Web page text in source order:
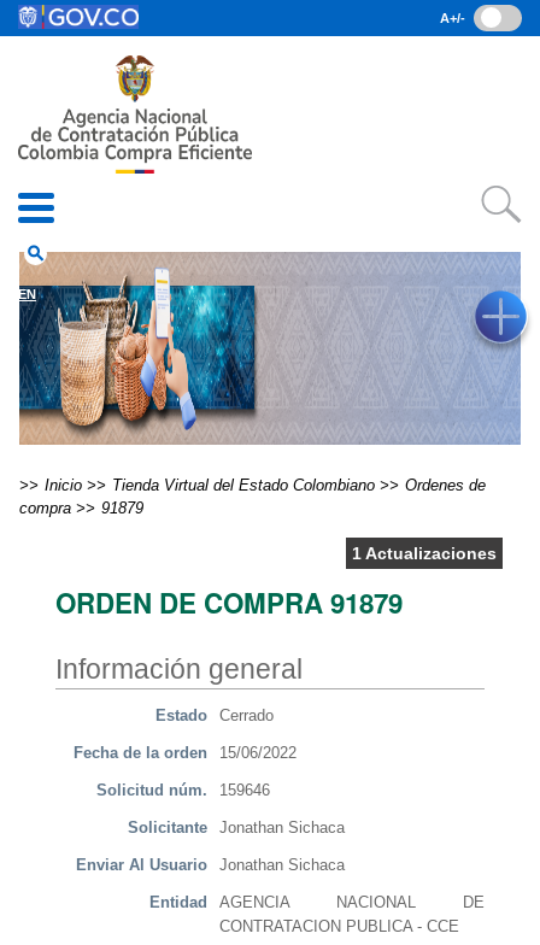
Pasar al contenido principal
• Consulta RUES
• Preguntas Frecuentes
search
EN
A+/-
Inicio Tienda Virtual del Estado Colombiano
Ordenes de
compra
91879
1 Actualizaciones
ORDEN DE COMPRA 91879
Información general
Estado Cerrado
Fecha de la orden 15/06/2022
Solicitud núm. 159646
Solicitante Jonathan Sichaca
Enviar Al Usuario Jonathan Sichaca
Entidad
AGENCIA NACIONAL DE
CONTRATACION PUBLICA - CCE